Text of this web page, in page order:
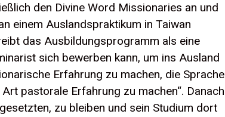
den Divine Word Missionaries an und
einem Auslandspraktikum in Taiwan
das Ausbildungsprogramm als eine
sich bewerben kann, um ins Ausland
Erfahrung zu machen, die Sprache
pastorale Erfahrung zu machen“. Danach
zu bleiben und sein Studium dort